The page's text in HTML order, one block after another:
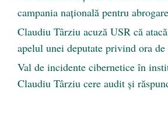
campania națională pentru
Claudiu Târziu acuză USR că
apelul unei deputate privind ora
Val de incidente cibernetice în
Claudiu Târziu cere audit și